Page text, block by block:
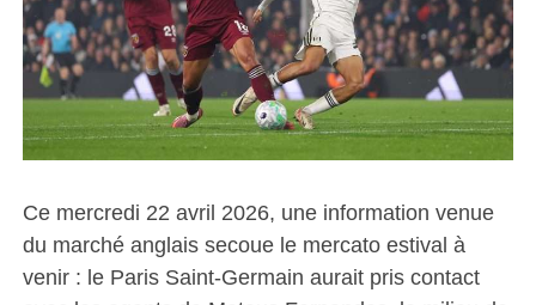
Ce mercredi 22 avril 2026, une information venue
du marché anglais secoue le mercato estival à
venir : le Paris Saint-Germain aurait pris contact